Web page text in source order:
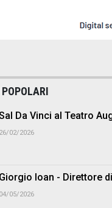
Da Vinci al Teatro
26/02/2026
Giorgio Ioan - Direttore
04/05/2026